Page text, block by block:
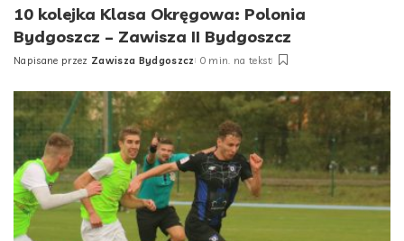
10 kolejka Klasa Okręgowa: Polonia
Bydgoszcz – Zawisza II Bydgoszcz
Posted
Napisane przez Zawisza Bydgoszcz 0 min. na tekst